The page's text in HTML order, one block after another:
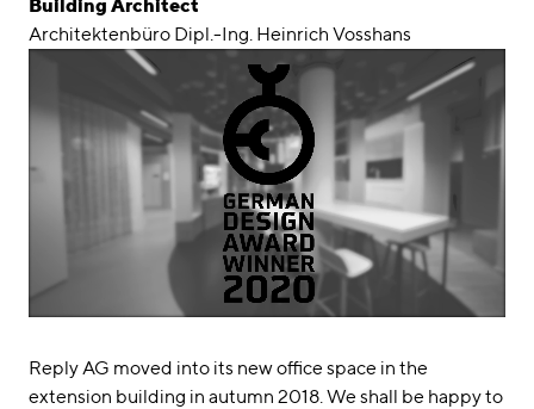
Building Architect
Architektenbüro Dipl.-Ing. Heinrich Vosshans
Reply AG moved into its new office space in the
extension building in autumn 2018. We shall be happy to